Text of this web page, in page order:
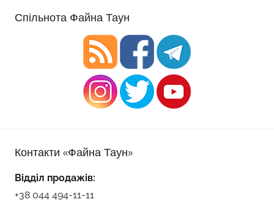
Спільнота Файна Таун
Контакти «Файна Таун»
Відділ продажів:
+38 044 494-11-11